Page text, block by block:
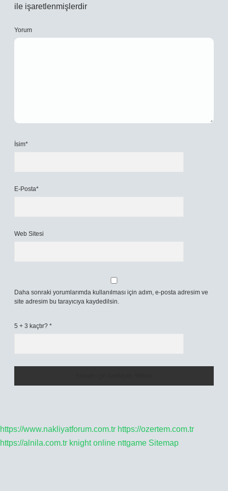
ile işaretlenmişlerdir
Yorum
İsim*
E-Posta*
Web Sitesi
Daha sonraki yorumlarımda kullanılması için adım, e-posta adresim ve
site adresim bu tarayıcıya kaydedilsin.
5 + 3 kaçtır? *
https://www.nakliyatforum.com.tr https://ozertem.com.tr
https://alnila.com.tr knight online nttgame Sitemap